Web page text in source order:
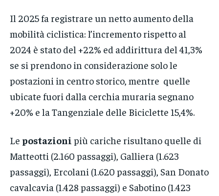
Il 2025 fa registrare un netto aumento della
mobilità ciclistica: l’incremento rispetto al
2024 è stato del +22% ed addirittura del 41,3%
se si prendono in considerazione solo le
postazioni in centro storico, mentre quelle
ubicate fuori dalla cerchia muraria segnano
+20% e la Tangenziale delle Biciclette 15,4%.
Le postazioni più cariche risultano quelle di
Matteotti (2.160 passaggi), Galliera (1.623
passaggi), Ercolani (1.620 passaggi), San Donato
cavalcavia (1.428 passaggi) e Sabotino (1.423